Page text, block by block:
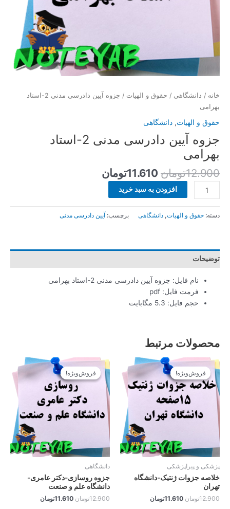
خانه / دانشگاهی / حقوق و الهیات
/ جزوه آیین دادرسی مدنی 2-استاد
بهرامی
حقوق و الهیات, دانشگاهی
جزوه آیین دادرسی مدنی 2-استاد
بهرامی
12.900تومان 11.610تومان
افزودن به سبد خرید
دسته: حقوق و الهیات, دانشگاهی برچسب: آیین دادرسی مدنی
توضیحات
نام فایل: جزوه آیین دادرسی مدنی 2-استاد بهرامی
فرمت فایل: pdf
حجم فایل: 5.3 مگابایت
محصولات مرتبط
فروش‌ویژه!
فروش‌ویژه!
پزشکی و پیراپزشکی
خلاصه جزوات ژنتیک-دانشگاه
تهران
12.900تومان
قیمت
اصلی
بود.
11.610تومان
قیمت
11.610تومان
است.
فروش‌ویژه!
فروش‌ویژه!
دانشگاهی
جزوه روسازی-دکتر عامری-
دانشگاه علم و صنعت
12.900تومان
قیمت
اصلی
بود.
11.610تومان
قیمت
11.610تومان